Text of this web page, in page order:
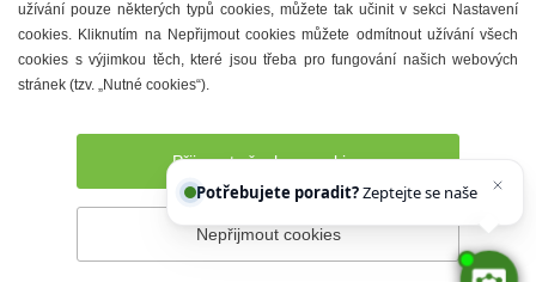
Městské muzeum a galerie
Denní meníčka
Prohlášení o přístupnosti Správce webu
užívání pouze některých typů cookies, můžete tak učinit v sekci Nastavení
cookies. Kliknutím na Nepřijmout cookies můžete odmítnout užívání všech
cookies s výjimkou těch, které jsou třeba pro fungování našich webových
stránek (tzv. „Nutné cookies“).
Přijmout všechny cookies
Nepřijmout cookies
Potřebujete poradit? Zeptejte se našeho asiste